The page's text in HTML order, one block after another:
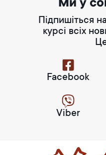
Ми у
Підпишіться
курсі всіх
Facebook
Viber